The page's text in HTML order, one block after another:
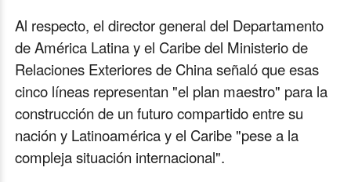
Al respecto, el director general del Departamento
de América Latina y el Caribe del Ministerio de
Relaciones Exteriores de China señaló que esas
cinco líneas representan "el plan maestro" para la
construcción de un futuro compartido entre su
nación y Latinoamérica y el Caribe "pese a la
compleja situación internacional".